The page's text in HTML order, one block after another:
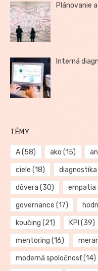
Plánovanie
Interná
TÉMY
A(58) ako (15)
ciele (18) diagnostika
dôvera (30) empatia
governance (17)
koučing (21) KPI (39)
mentoring (16)
moderná spoločnosť(14)